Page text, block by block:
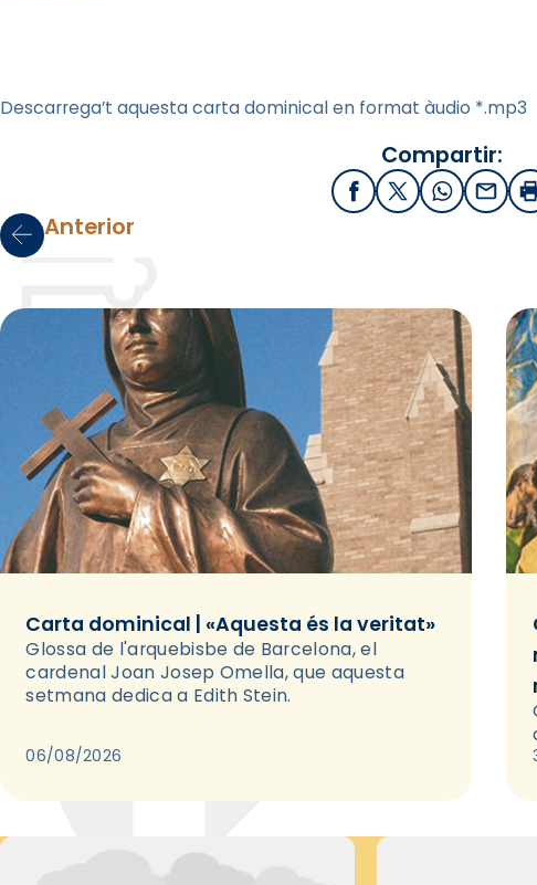
Descarrega’t aquesta carta dominical en format àudio *.mp3
Compartir:
FacebookX / Twitter
WhatsApp
Email
Anterior
Carta dominical | «Aquesta és la veritat»
Glossa de l'arquebisbe de Barcelona, el
cardenal Joan Josep Omella, que aquesta
setmana dedica a Edith Stein.
06/08/2026